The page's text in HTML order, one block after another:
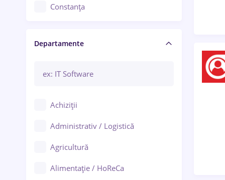
Constanța
Brașov
Bacău
Galați (Galați)
Ploiești
Departamente
Achiziții
Administrativ / Logistică
Agricultură
Alimentație / HoReCa